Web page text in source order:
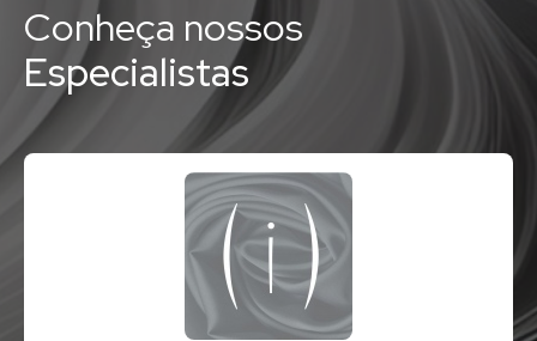
Conheça nossos
Especialistas